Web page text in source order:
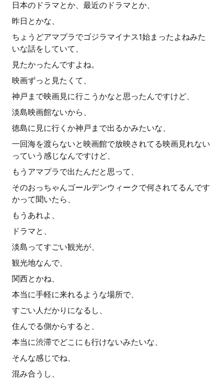
日本のドラマとか、最近のドラマとか、
昨日とかな、
ちょうどアマプラでゴジラマイナス1始まったよねみた
いな話をしていて、
見たかったんですよね。
映画ずっと見たくて、
神戸まで映画見に行こうかなと思ったんですけど、
淡島映画館ないから、
徳島に見に行くか神戸まで出るかみたいな、
一回海を渡らないと映画館で放映されてる映画見れない
っていう感じなんですけど、
もうアマプラで出たんだと思って、
そのおっちゃんゴールデンウィークで何されてるんです
かって聞いたら、
もうあれよ、
ドラマと、
淡島ってすごい観光が、
観光地なんで、
関西とかね、
本当に手軽に来れるような場所で、
すごい人だかりになるし、
住んでる側からすると、
本当に渋滞でどこにも行けないみたいな、
そんな感じでね、
混み合うし、